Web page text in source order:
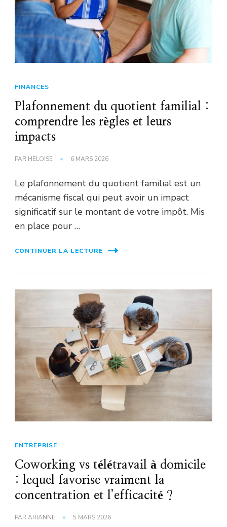
FINANCES
Plafonnement du quotient familial :
comprendre les règles et leurs
impacts
PAR HELOISE 6 MARS 2026
Le plafonnement du quotient familial est un
mécanisme fiscal qui peut avoir un impact
significatif sur le montant de votre impôt. Mis
en place pour …
CONTINUER LA LECTURE
ENTREPRISE
Coworking vs télétravail à domicile
: lequel favorise vraiment la
concentration et l’efficacité ?
PARARIANNE 5 MARS 2026